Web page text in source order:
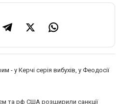
- у Керчі серія вибухів, у Феодосії
та рф США розширили санкції